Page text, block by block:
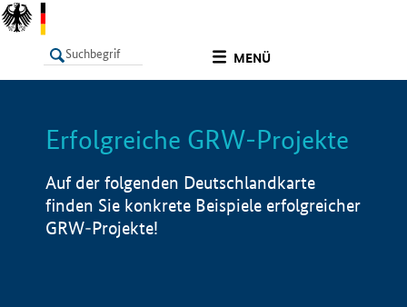
MENÜ
LISTE Info
Erfolgreiche GRW-Projekte
Auf der folgenden Deutschlandkarte
finden Sie konkrete Beispiele erfolgreicher
GRW-Projekte!